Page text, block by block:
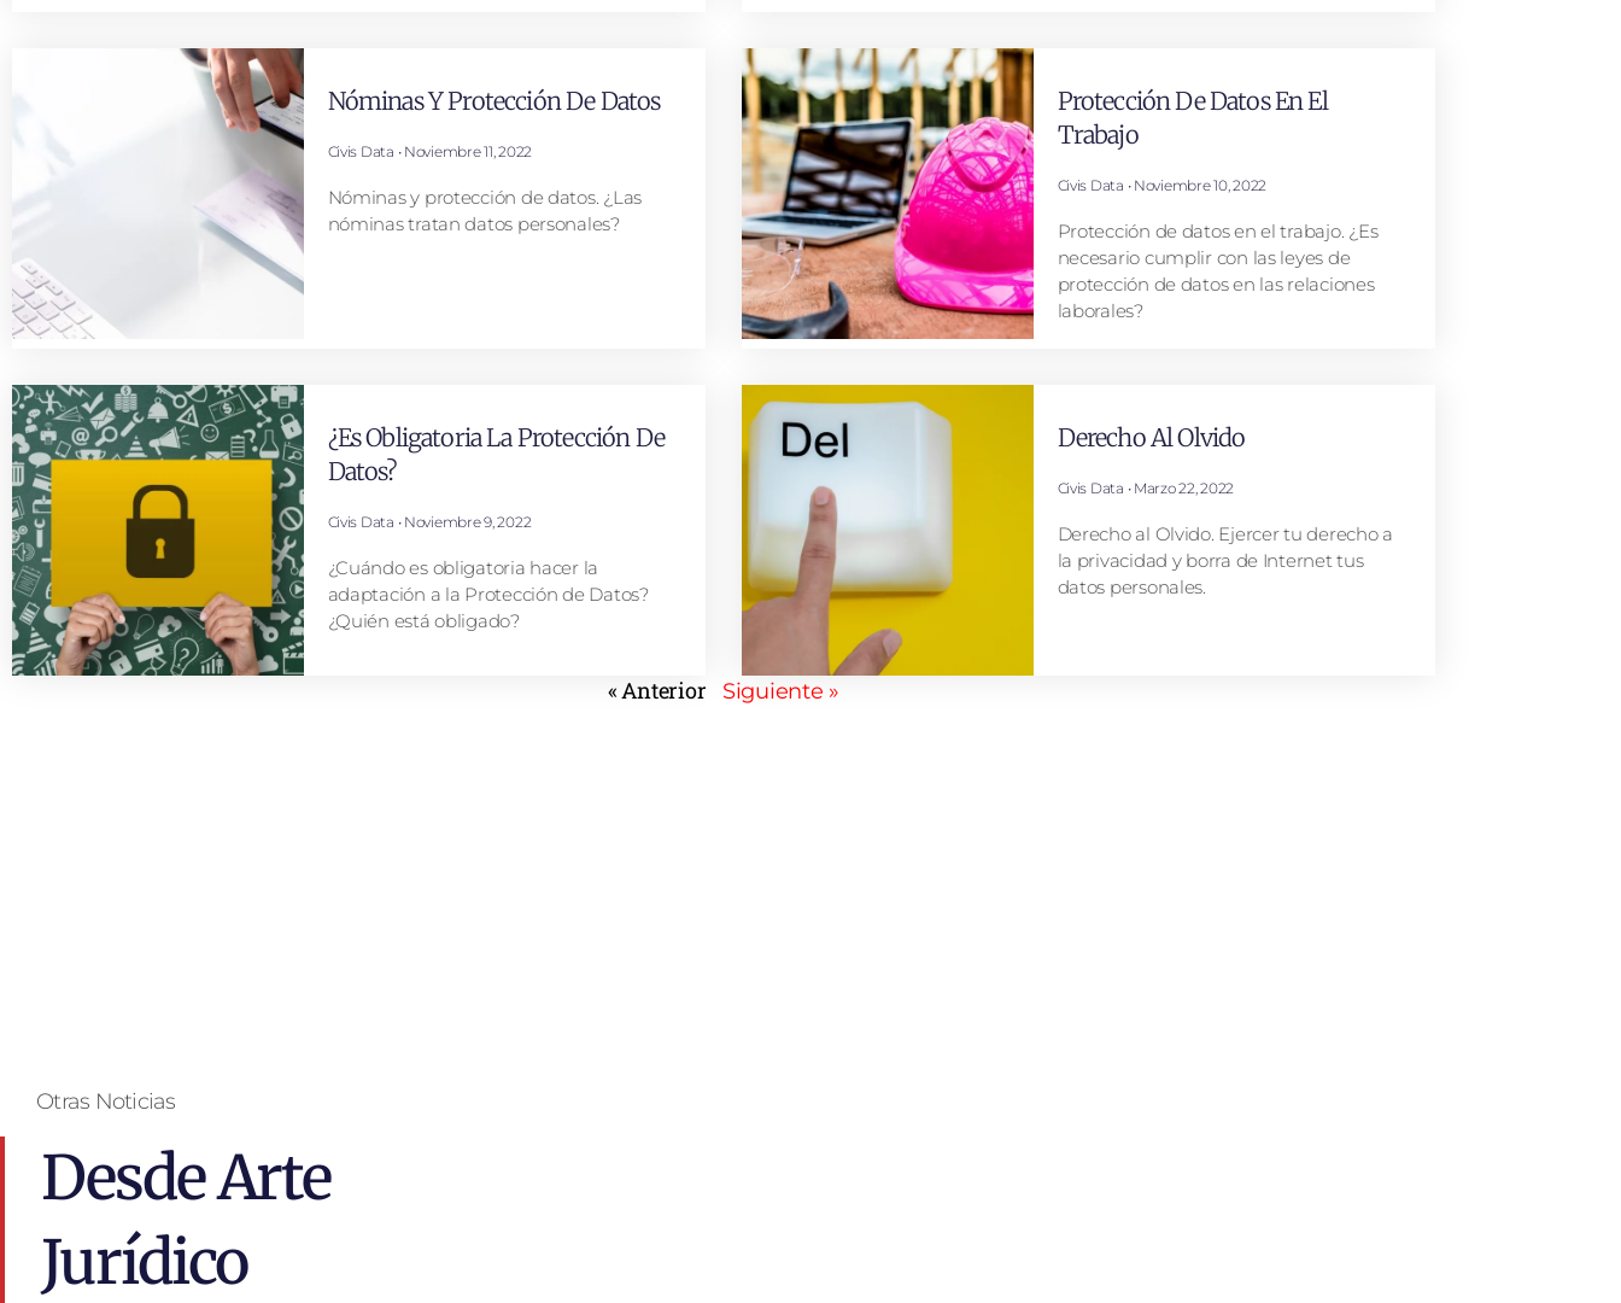
Nóminas Y Protección De Datos
Civis Data Noviembre 11, 2022
Nóminas y protección de datos. ¿Las
nóminas tratan datos personales?
Protección De Datos En El
Trabajo
Civis Data Noviembre 10, 2022
Protección de datos en el trabajo. ¿Es
necesario cumplir con las leyes de
protección de datos en las relaciones
laborales?
¿Es Obligatoria La Protección De
Datos?
Civis Data Noviembre 9, 2022
¿Cuándo es obligatoria hacer la
adaptación a la Protección de Datos?
¿Quién está obligado?
Derecho Al Olvido
Civis Data Marzo 22, 2022
Derecho al Olvido. Ejercer tu derecho a
la privacidad y borra de Internet tus
datos personales.
« Anterior Siguiente »
Otras Noticias
Desde Arte
Jurídico